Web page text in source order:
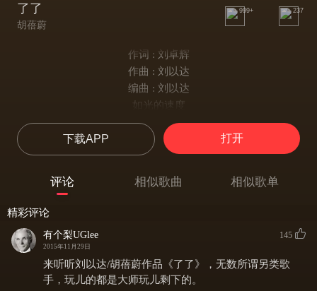
了了
胡蓓蔚
999+ 237
作词 : 刘卓辉
作曲 : 刘以达
编曲 : 刘以达
如光的速度
从远古走来
象万物之灵的人类
大摇大摆
改变状态
回归于无穷无尽
人类之外的生灵
下载APP 打开
评论 相似歌曲 相似歌单
精彩评论
有个梨UGlee
2015年11月29日
145
来听听刘以达/胡蓓蔚作品《了了》，无数所谓另类歌
手，玩儿的都是大师玩儿剩下的。